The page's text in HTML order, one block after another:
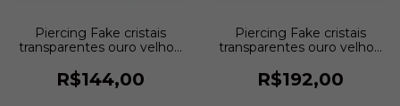
Piercing Fake cristais
transparentes ouro velho |
R$144,00
Piercing Fake cristais
transparentes ouro velho |
R$192,00